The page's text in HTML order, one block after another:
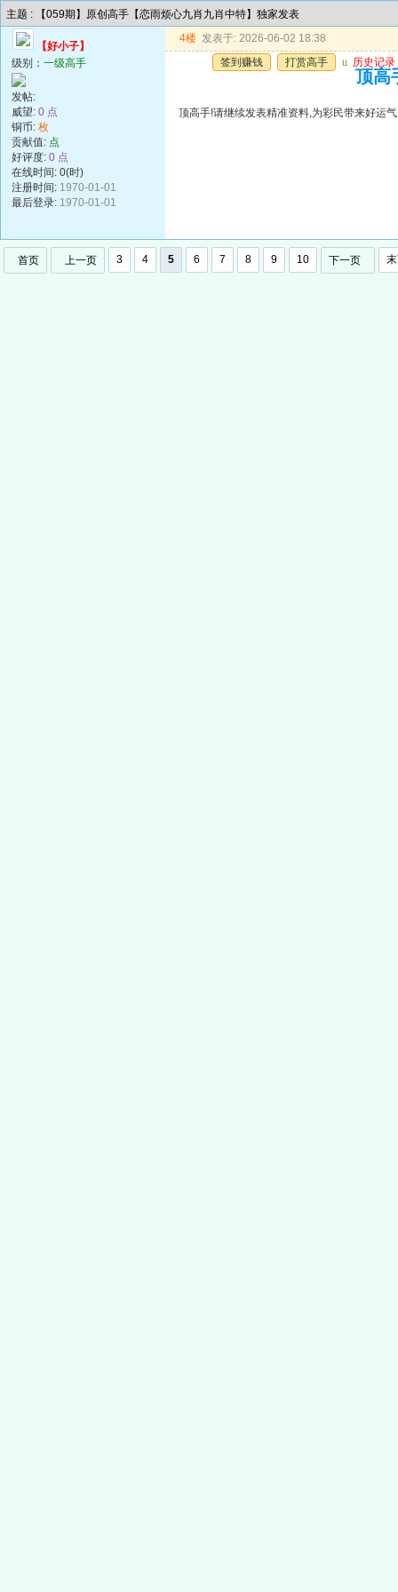
主题 : 【059期】原创高手【恋雨烦心九肖九肖中特】独家发表
【好小子】
级别： 一级高手
发帖:
威望: 0 点
铜币: 枚
贡献值: 点
好评度: 0 点
在线时间: 0(时)
注册时间: 1970-01-01
最后登录: 1970-01-01
4楼 发表于: 2026-06-02 18:38
签到赚钱
打赏高手 u 历史记录
顶高
顶高手!请继续发表精准资料,为彩民带来好运气
首页 上一页 3 4 5 6 7 8 9 10 下一页